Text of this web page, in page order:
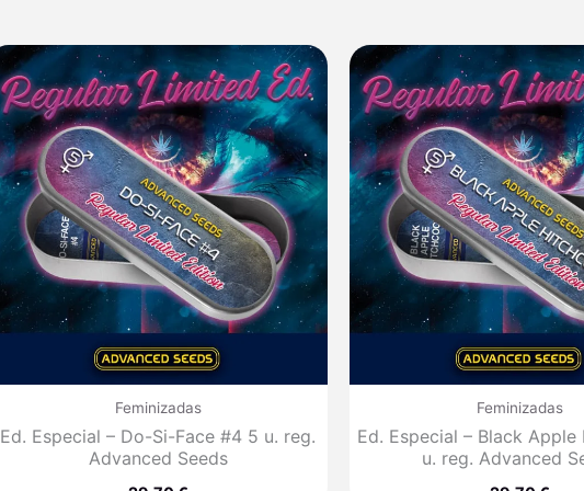
Feminizadas
Ed. Especial – Do-Si-Face #4 5 u. reg.
Advanced Seeds
Feminizadas
Ed. Especial – Black
u. reg. Advanced